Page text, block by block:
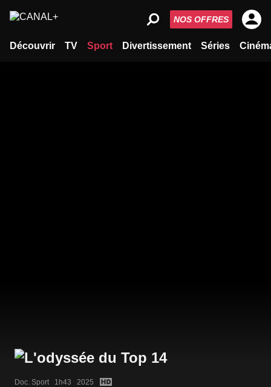
Découvrir TV Sport Divertissement Séries
NOS OFFRES
Doc. Sport   1h43   2025